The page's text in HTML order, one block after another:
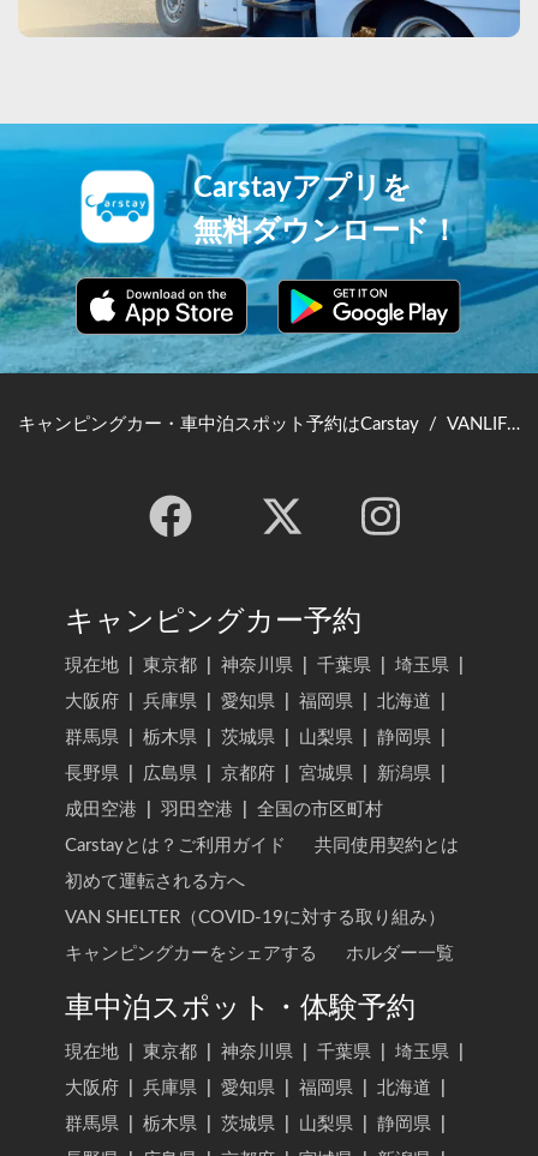
Carstayアプリを
無料ダウンロード！
キャンピングカー・車中泊スポット予約はCarstay / VANLIFE JAPAN TOP
キャンピングカー予約
現在地 東京都 神奈川県 千葉県 埼玉県
大阪府
兵庫県 愛知県 福岡県 北海道
群馬県
栃木県 茨城県 山梨県 静岡県
長野県
広島県 京都府 宮城県 新潟県
成田空港
羽田空港
全国の市区町村
Carstayとは？ご利用ガイド
共同使用契約とは
初めて運転される方へ
VAN SHELTER（COVID-19に対する取り組み）
キャンピングカーをシェアする
ホルダー一覧
車中泊スポット・体験予約
現在地 東京都 神奈川県 千葉県 埼玉県
大阪府
兵庫県 愛知県 福岡県 北海道
群馬県
栃木県 茨城県 山梨県 静岡県